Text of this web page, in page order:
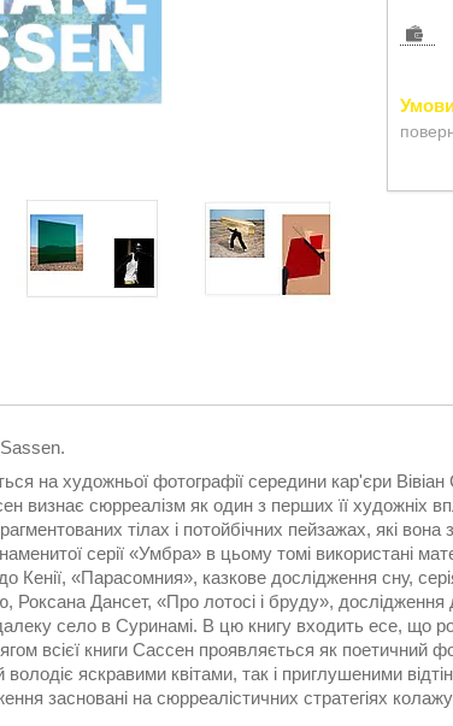
на художньої фотографії середини кар'єри
визнає сюрреалізм як один з перших її художніх
тілах і потойбічних пейзажах, які вона
серії «Умбра» в цьому томі використані
Кенії, «Парасомния», казкове дослідження сну,
Роксана Дансет, «Про лотосі і бруду», дослідження
село в Суринамі. В цю книгу входить есе, що
всієї книги Сассен проявляється як поетичний
володіє яскравими квітами, так і приглушеними
засновані на сюрреалістичних стратегіях колажу